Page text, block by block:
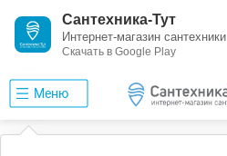
Сантехника-Тут
Интернет-магазин сантехники
Скачать в Google Play
Меню